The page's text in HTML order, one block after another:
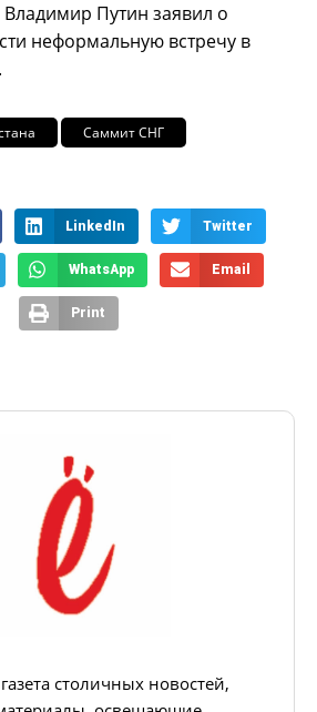
Путин заявил о
неформальную встречу в
Саммит СНГ
LinkedIn Twitter
WhatsApp Email
Print
столичных новостей,